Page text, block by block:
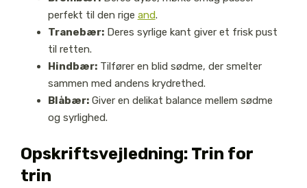
perfekt til den rige and.
Tranebær:Deres syrlige kant giver et frisk pust
til retten.
Hindbær:Tilfører en blid sødme, der smelter
sammen med andens krydrethed.
Blåbær:Giver en delikat balance mellem sødme
og syrlighed.
Opskriftsvejledning: Trin for
trin